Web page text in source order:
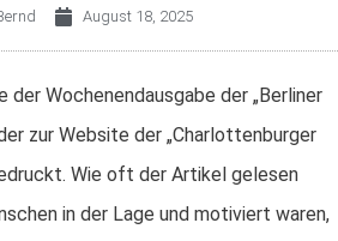
August 18, 2025
der Wochenendausgabe der „Berliner
zur Website der „Charlottenburger
Wie oft der Artikel gelesen
in der Lage und motiviert waren,